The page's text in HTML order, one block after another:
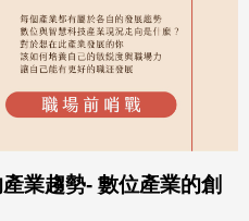
業趨勢- 數位產業的創